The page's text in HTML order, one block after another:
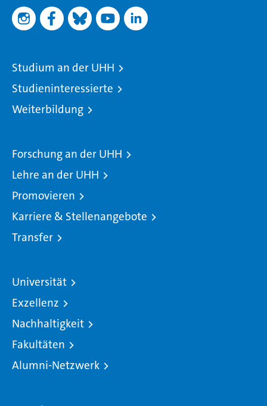
Studium an der UHH
Studieninteressierte
Weiterbildung
Forschung an der UHH
Lehre an der UHH
Promovieren
Karriere & Stellenangebote
Transfer
Universität
Exzellenz
Nachhaltigkeit
Fakultäten
Alumni-Netzwerk